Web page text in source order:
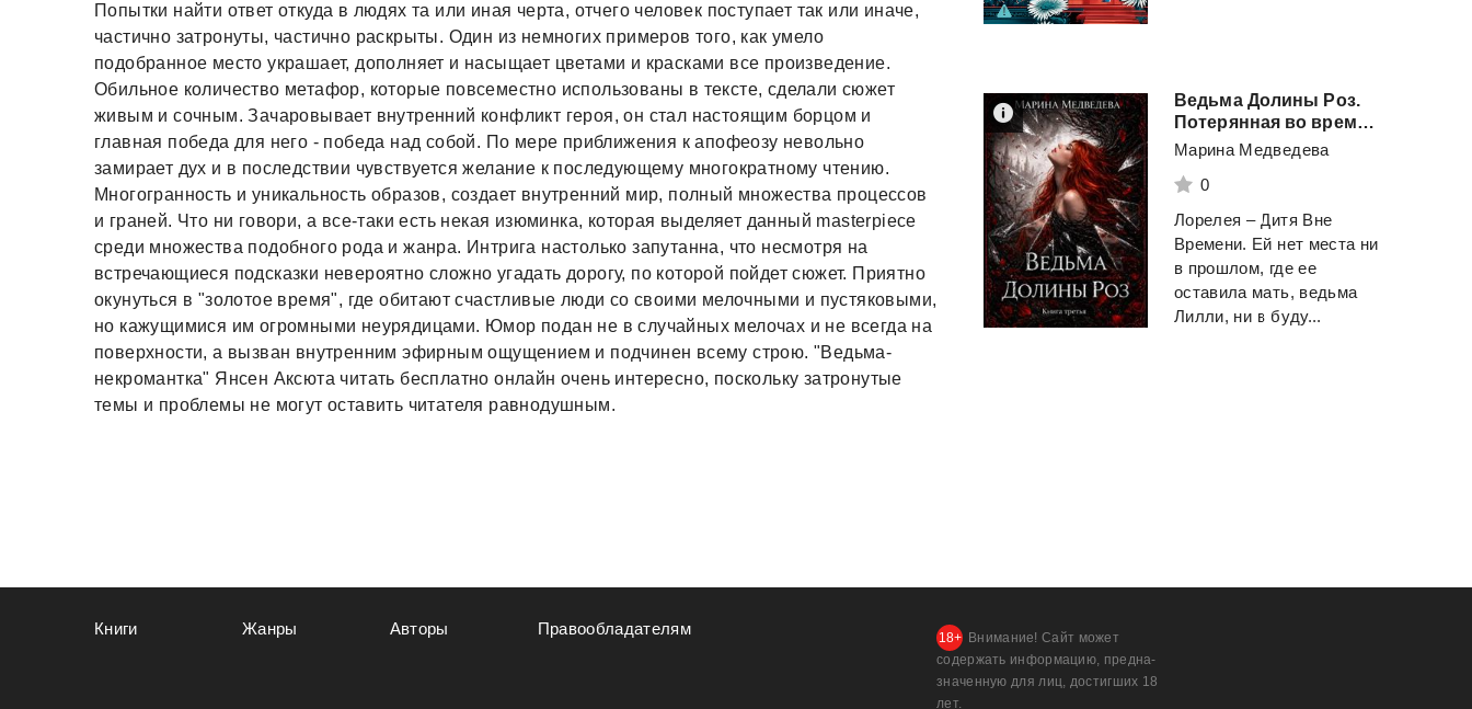
Попытки найти ответ откуда в людях та или иная черта, отчего человек поступает так или иначе,
частично затронуты, частично раскрыты. Один из немногих примеров того, как умело
подобранное место украшает, дополняет и насыщает цветами и красками все произведение.
Обильное количество метафор, которые повсеместно использованы в тексте, сделали сюжет
живым и сочным. Зачаровывает внутренний конфликт героя, он стал настоящим борцом и
главная победа для него - победа над собой. По мере приближения к апофеозу невольно
замирает дух и в последствии чувствуется желание к последующему многократному чтению.
Многогранность и уникальность образов, создает внутренний мир, полный множества процессов
и граней. Что ни говори, а все-таки есть некая изюминка, которая выделяет данный masterpiece
среди множества подобного рода и жанра. Интрига настолько запутанна, что несмотря на
встречающиеся подсказки невероятно сложно угадать дорогу, по которой пойдет сюжет. Приятно
окунуться в "золотое время", где обитают счастливые люди со своими мелочными и пустяковыми,
но кажущимися им огромными неурядицами. Юмор подан не в случайных мелочах и не всегда на
поверхности, а вызван внутренним эфирным ощущением и подчинен всему строю. "Ведьма-
некромантка" Янсен Аксюта читать бесплатно онлайн очень интересно, поскольку затронутые
темы и проблемы не могут оставить читателя равнодушным.
Ведьма Долины Роз.
Потерянная во времени
Марина Медведева
0
Лорелея – Дитя Вне
Времени. Ей нет места ни
в прошлом, где ее
оставила мать, ведьма
Лилли, ни в буду...
Книги Жанры Авторы Правообладателям
Внимание! Сайт может
содержать информацию, предна­
значенную для лиц, дости­гших 18
лет.